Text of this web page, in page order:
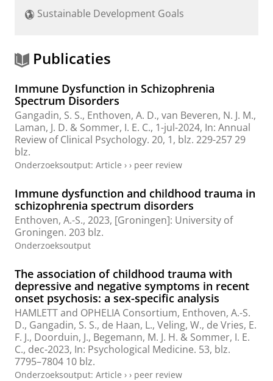
h
r
t
Sustainable Development Goals
Publicaties
Immune Dysfunction in Schizophrenia
Spectrum Disorders
Gangadin, S. S., Enthoven, A. D., van Beveren, N. J. M.,
Laman, J. D. & Sommer, I. E. C., 1-jul-2024, In: Annual
Review of Clinical Psychology. 20, 1, blz. 229-25729
blz.
Onderzoeksoutput: Article › › peer review
Immune dysfunction and childhood trauma in
schizophrenia spectrum disorders
Enthoven, A.-S., 2023, [Groningen]: University of
Groningen. 203 blz.
Onderzoeksoutput
The association of childhood trauma with
depressive and negative symptoms in recent
onset psychosis: a sex-specific analysis
HAMLETT and OPHELIA Consortium, Enthoven, A.-S.
D., Gangadin, S. S., de Haan, L., Veling, W., de Vries, E.
F. J., Doorduin, J., Begemann, M. J. H. & Sommer, I. E.
C., dec-2023, In: Psychological Medicine. 53, blz.
7795–7804 10 blz.
Onderzoeksoutput: Article › › peer review